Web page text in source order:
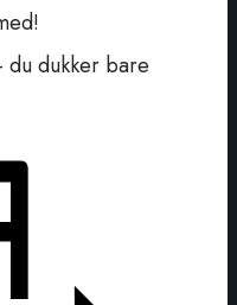
dukker bare